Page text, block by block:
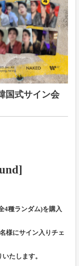
国式サイン会
4種ランダム)を購入
様にサイン入りチェ
たします。